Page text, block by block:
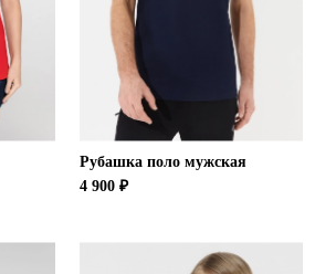
Рубашка поло мужская
4 900 ₽